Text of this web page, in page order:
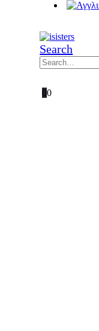
Search
00